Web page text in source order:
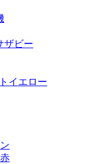
ザビー
イエロー